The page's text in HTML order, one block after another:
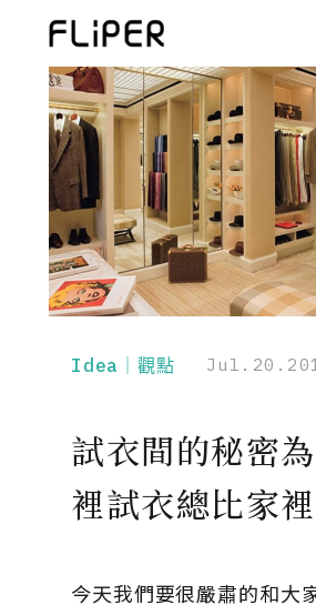
Idea｜觀點
試衣間的秘密
裡試衣總比家
今天我們要很嚴肅的和大